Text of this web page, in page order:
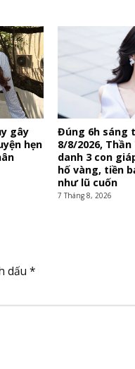
gây
hẹn
Đúng 6h sáng
8/8/2026,
danh 3 con
hố vàng, tiền
như lũ cuốn
7 Tháng 8, 2026
dấu *